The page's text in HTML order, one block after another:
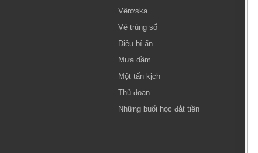
Vêrơska
Vé trúng số
Điều bí ẩn
Mưa dầm
Một tấn kịch
Thủ đoạn
Những buổi học đắt tiền